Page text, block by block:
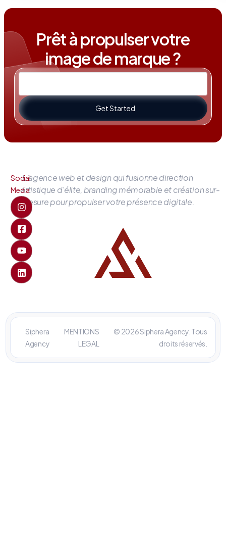
Prêt à propulser votre
image de marque ?
Get Started
L’agence web et design qui fusionne direction
artistique d’élite, branding mémorable et création sur-
mesure pour propulser votre présence digitale.
Social
Media
Siphera
Agency
MENTIONS
LEGAL
© 2026 Siphera Agency. Tous
droits réservés.